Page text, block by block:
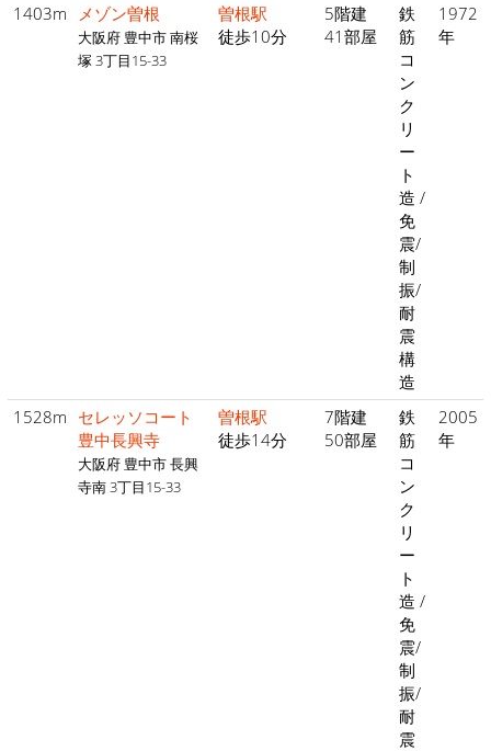
1403m メゾン曽根
大阪府 豊中市 南桜
塚 3丁目15-33
曽根駅
徒歩10分
5階建
41部屋
鉄
筋
コ
ン
ク
リ
ー
ト
造 /
免
震/
制
振/
耐
震
構
造
1972
年
1528m セレッソコート
豊中長興寺
大阪府 豊中市 長興
寺南 3丁目15-33
曽根駅
徒歩14分
7階建
50部屋
鉄
筋
コ
ン
ク
リ
ー
ト
造 /
免
震/
制
振/
耐
震
2005
年